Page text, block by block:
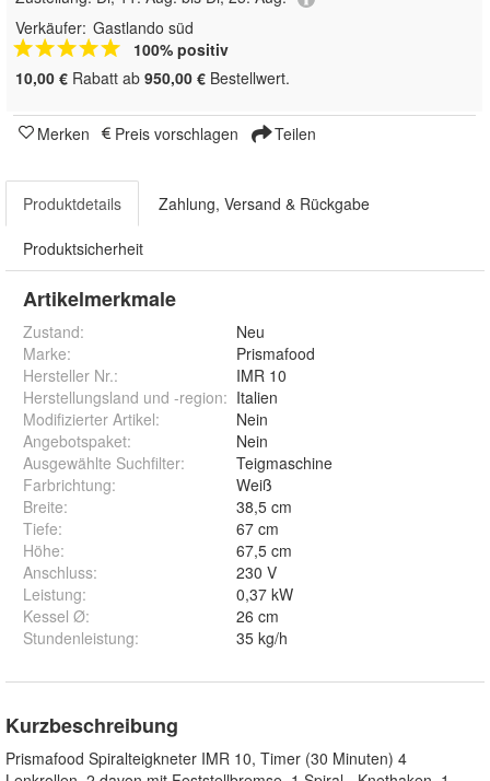
Verkäufer: Gastlando süd
100% positiv
10,00 € Rabatt ab 950,00 € Bestellwert.
Merken Preis vorschlagen Teilen
Produktdetails Zahlung, Versand & Rückgabe
Produktsicherheit
Artikelmerkmale
Zustand:
Neu
Marke:
Prismafood
Hersteller Nr.:
IMR 10
Herstellungsland und -region: Italien
Modifizierter Artikel:
Nein
Angebotspaket:
Nein
Ausgewählte Suchfilter:
Teigmaschine
Farbrichtung:
Weiß
Breite:
38,5 cm
Tiefe:
67 cm
Höhe:
67,5 cm
Anschluss:
230 V
Leistung:
0,37 kW
Kessel Ø:
26 cm
Stundenleistung: 35 kg/h
Kurzbeschreibung
Prismafood Spiralteigkneter IMR 10, Timer (30 Minuten) 4